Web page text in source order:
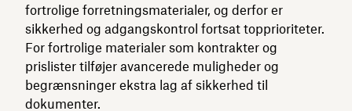
fortrolige forretningsmaterialer, og derfor er
sikkerhed og adgangskontrol fortsat topprioriteter.
For fortrolige materialer som kontrakter og
prislister tilføjer avancerede muligheder og
begrænsninger ekstra lag af sikkerhed til
dokumenter.